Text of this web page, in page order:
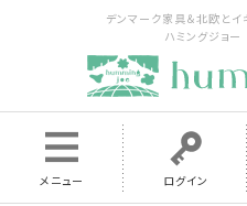
デンマーク家具＆北欧とイ
ハミングジョ
メニュー ログイン